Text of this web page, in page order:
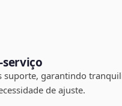
serviço
suporte, garantindo
de ajuste.